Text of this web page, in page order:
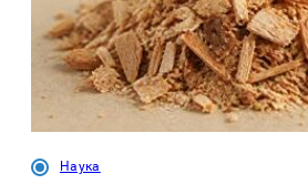
Наука